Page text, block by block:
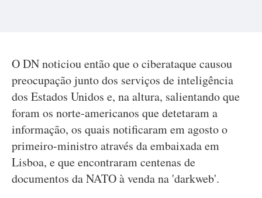
O DN noticiou então que o ciberataque causou
preocupação junto dos serviços de inteligência
dos Estados Unidos e, na altura, salientando que
foram os norte-americanos que detetaram a
informação, os quais notificaram em agosto o
primeiro-ministro através da embaixada em
Lisboa, e que encontraram centenas de
documentos da NATO à venda na 'darkweb'.